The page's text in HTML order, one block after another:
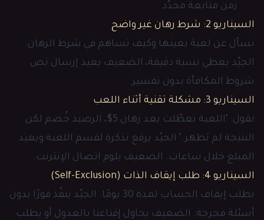
زمن متابعة محدّد
السيناريو 2: شرط رهان غير واضح
نسأل عن لعبة بعينها وكيف تساهم في شرط الرهان.
الجيّد يعطي نسبة دقيقة، الضعيف يعيد إرسال نص
شروط المكافأة بدون تفسير.
السيناريو 3: مشكلة تقنية أثناء اللعب
نقول: "اللعبة تعطّلت بعد رهان 5$، الرصيد خُصم لكن
النتيجة لم تظهر." الجيّد يرفع تذكرة لقسم اللعبة ويعيد
المبلغ خلال ساعات. الضعيف يلوم اتصال الإنترنت.
السيناريو 4: طلب إيقاف الذات (Self-Exclusion)
نطلب إيقاف الحساب لمدة 30 يومًا. الجيّد ينفّذ فورًا بدون
أسئلة محرجة. الضعيف يحاول إقناعنا بالعدول أو يطلب